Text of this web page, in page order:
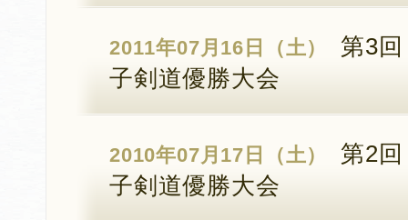
2011年07月16日（土）
第3
子剣道優勝大会
2010年07月17日（土）
第2
子剣道優勝大会